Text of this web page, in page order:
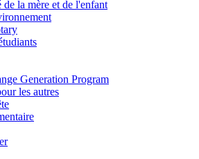
de la mère et de l'enfant
Generation Program
les autres